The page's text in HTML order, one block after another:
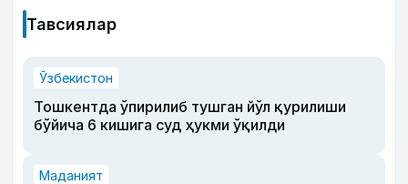
Тавсиялар
Ўзбекистон
Тошкентда ўпирилиб тушган йўл қурилиши
бўйича 6 кишига суд ҳукми ўқилди
Маданият